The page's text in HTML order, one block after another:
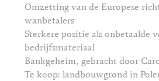
Omzetting van de Europese
wanbetalers
Sterkere positie als onbetaalde
bedrijfsmateriaal
Bankgeheim, gebracht door
Te koop: landbouwgrond in